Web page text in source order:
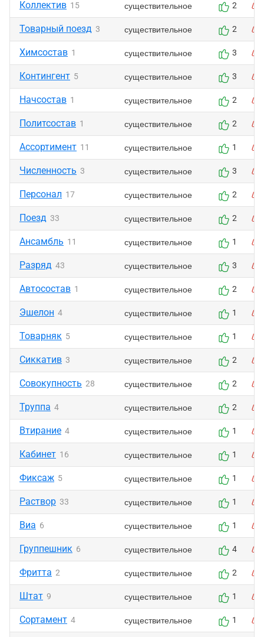
Коллектив 15 существительное 2
Товарный поезд 3 существительное 2
Химсостав 1 существительное 3
Контингент 5 существительное 3
Начсостав 1 существительное 2
Политсостав 1 существительное 2
Ассортимент 11 существительное 1
Численность 3 существительное 3
Персонал 17 существительное 2
Поезд 33 существительное 2
Ансамбль 11 существительное 1
Разряд 43 существительное 3
Автосостав 1 существительное 2
Эшелон 4 существительное 1
Товарняк 5 существительное 1
Сиккатив 3 существительное 2
Совокупность 28 существительное 2
Труппа 4 существительное 2
Втирание 4 существительное 1
Кабинет 16 существительное 1
Фиксаж 5 существительное 1
Раствор 33 существительное 1
Виа 6 существительное 1
Группешник 6 существительное 4
Фритта 2 существительное 2
Штат 9 существительное 1
Сортамент 4 существительное 1